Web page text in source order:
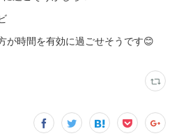
が時間を有効に過ごせそうです😊